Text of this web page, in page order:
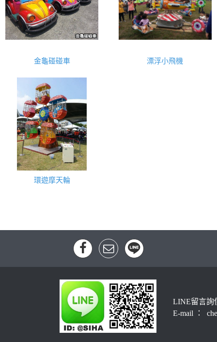
金龜碰碰車 漂浮小飛機
環遊摩天輪
LINE留言詢
E-mail ：